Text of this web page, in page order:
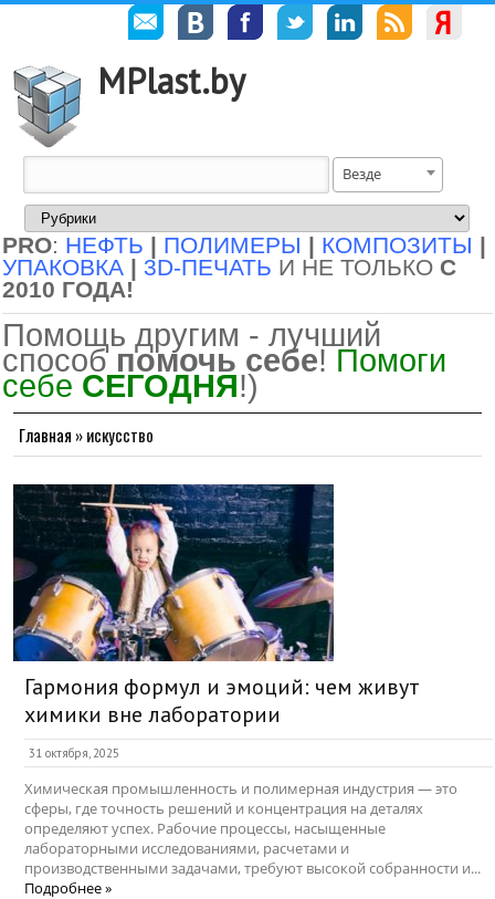
MPlast.by
Везде
PRO: НЕФТЬ | ПОЛИМЕРЫ | КОМПОЗИТЫ |
УПАКОВКА | 3D-ПЕЧАТЬ И НЕ ТОЛЬКО С
2010 ГОДА!
Помощь другим - лучший
способ помочь себе! Помоги
себе СЕГОДНЯ!)
Главная »искусство
Гармония формул и эмоций: чем живут
химики вне лаборатории
31 октября, 2025
Химическая промышленность и полимерная индустрия — это
сферы, где точность решений и концентрация на деталях
определяют успех. Рабочие процессы, насыщенные
лабораторными исследованиями, расчетами и
производственными задачами, требуют высокой собранности и...
Подробнее »